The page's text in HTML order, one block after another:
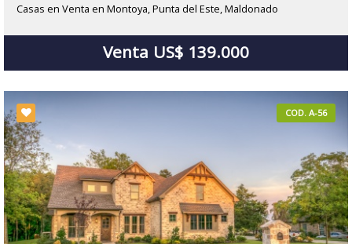
Casas en Venta en Montoya, Punta del Este, Maldonado
Venta US$ 139.000
COD. A-56